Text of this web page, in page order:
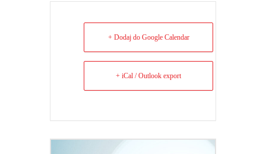
+ Dodaj do Google Calendar
+ iCal / Outlook export